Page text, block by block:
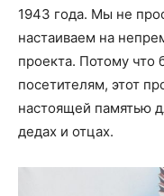
1943 года. Мы не
настаиваем на
проекта. Потому что
посетителям, этот
настоящей памятью
дедах и отцах.